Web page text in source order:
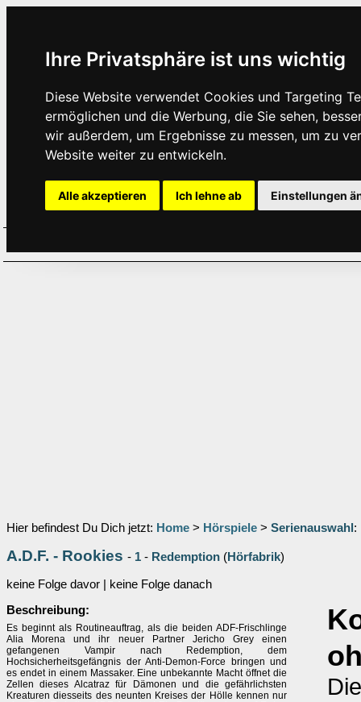
Ihre Privatsphäre ist uns wichtig
Diese Website verwendet Cookies und Targeting
ermöglichen und die Werbung, die Sie sehen,
wir außerdem, um Ergebnisse zu messen, um zu
Website weiter zu entwickeln.
Alle akzeptieren Ich lehne ab Einstellungen
Hier befindest Du Dich jetzt: Home > Hörspiele > Serienauswahl :
A.D.F. - Rookies - 1 - Redemption (Hörfabrik)
keine Folge davor | keine Folge danach
Beschreibung:
Es beginnt als Routineauftrag, als die beiden ADF-Frischlinge
Alia Morena und ihr neuer Partner Jericho Grey einen
gefangenen Vampir nach Redemption, dem
Hochsicherheitsgefängnis der Anti-Demon-Force bringen und
es endet in einem Massaker. Eine unbekannte Macht öffnet die
Zellen dieses Alcatraz für Dämonen und die gefährlichsten
Kreaturen diesseits des neunten Kreises der Hölle kennen nur